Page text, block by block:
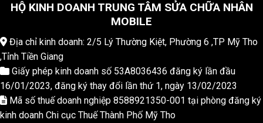
HỘ KINH DOANH TRUNG TÂM SỬA CHỮA NHÂN
MOBILE
Địa chỉ kinh doanh: 2/5 Lý Thường Kiệt, Phường 6 ,TP Mỹ Tho
,Tỉnh Tiền Giang
Giấy phép kinh doanh số 53A8036436 đăng ký lần đầu
16/01/2023, đăng ký thay đổi lần thứ 1, ngày 13/02/2023
Mã số thuế doanh nghiệp 8588921350-001 tại phòng đăng ký
kinh doanh Chi cục Thuế Thành Phố Mỹ Tho